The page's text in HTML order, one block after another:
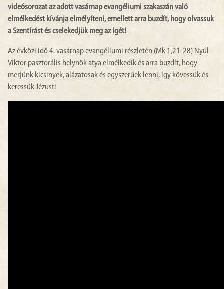
videósorozat az adott vasárnap evangéliumi szakaszán való
elmélkedést kívánja elmélyíteni, emellett arra buzdít, hogy olvassuk
a Szentírást és cselekedjük meg az Igét!
Az évközi idő 4. vasárnap evangéliumi részletén (Mk 1,21-28) Nyúl
Viktor pasztorális helynök atya elmélkedik és arra buzdít, hogy
merjünk kicsinyek, alázatosak és egyszerűek lenni, így kövessük és
keressük Jézust!